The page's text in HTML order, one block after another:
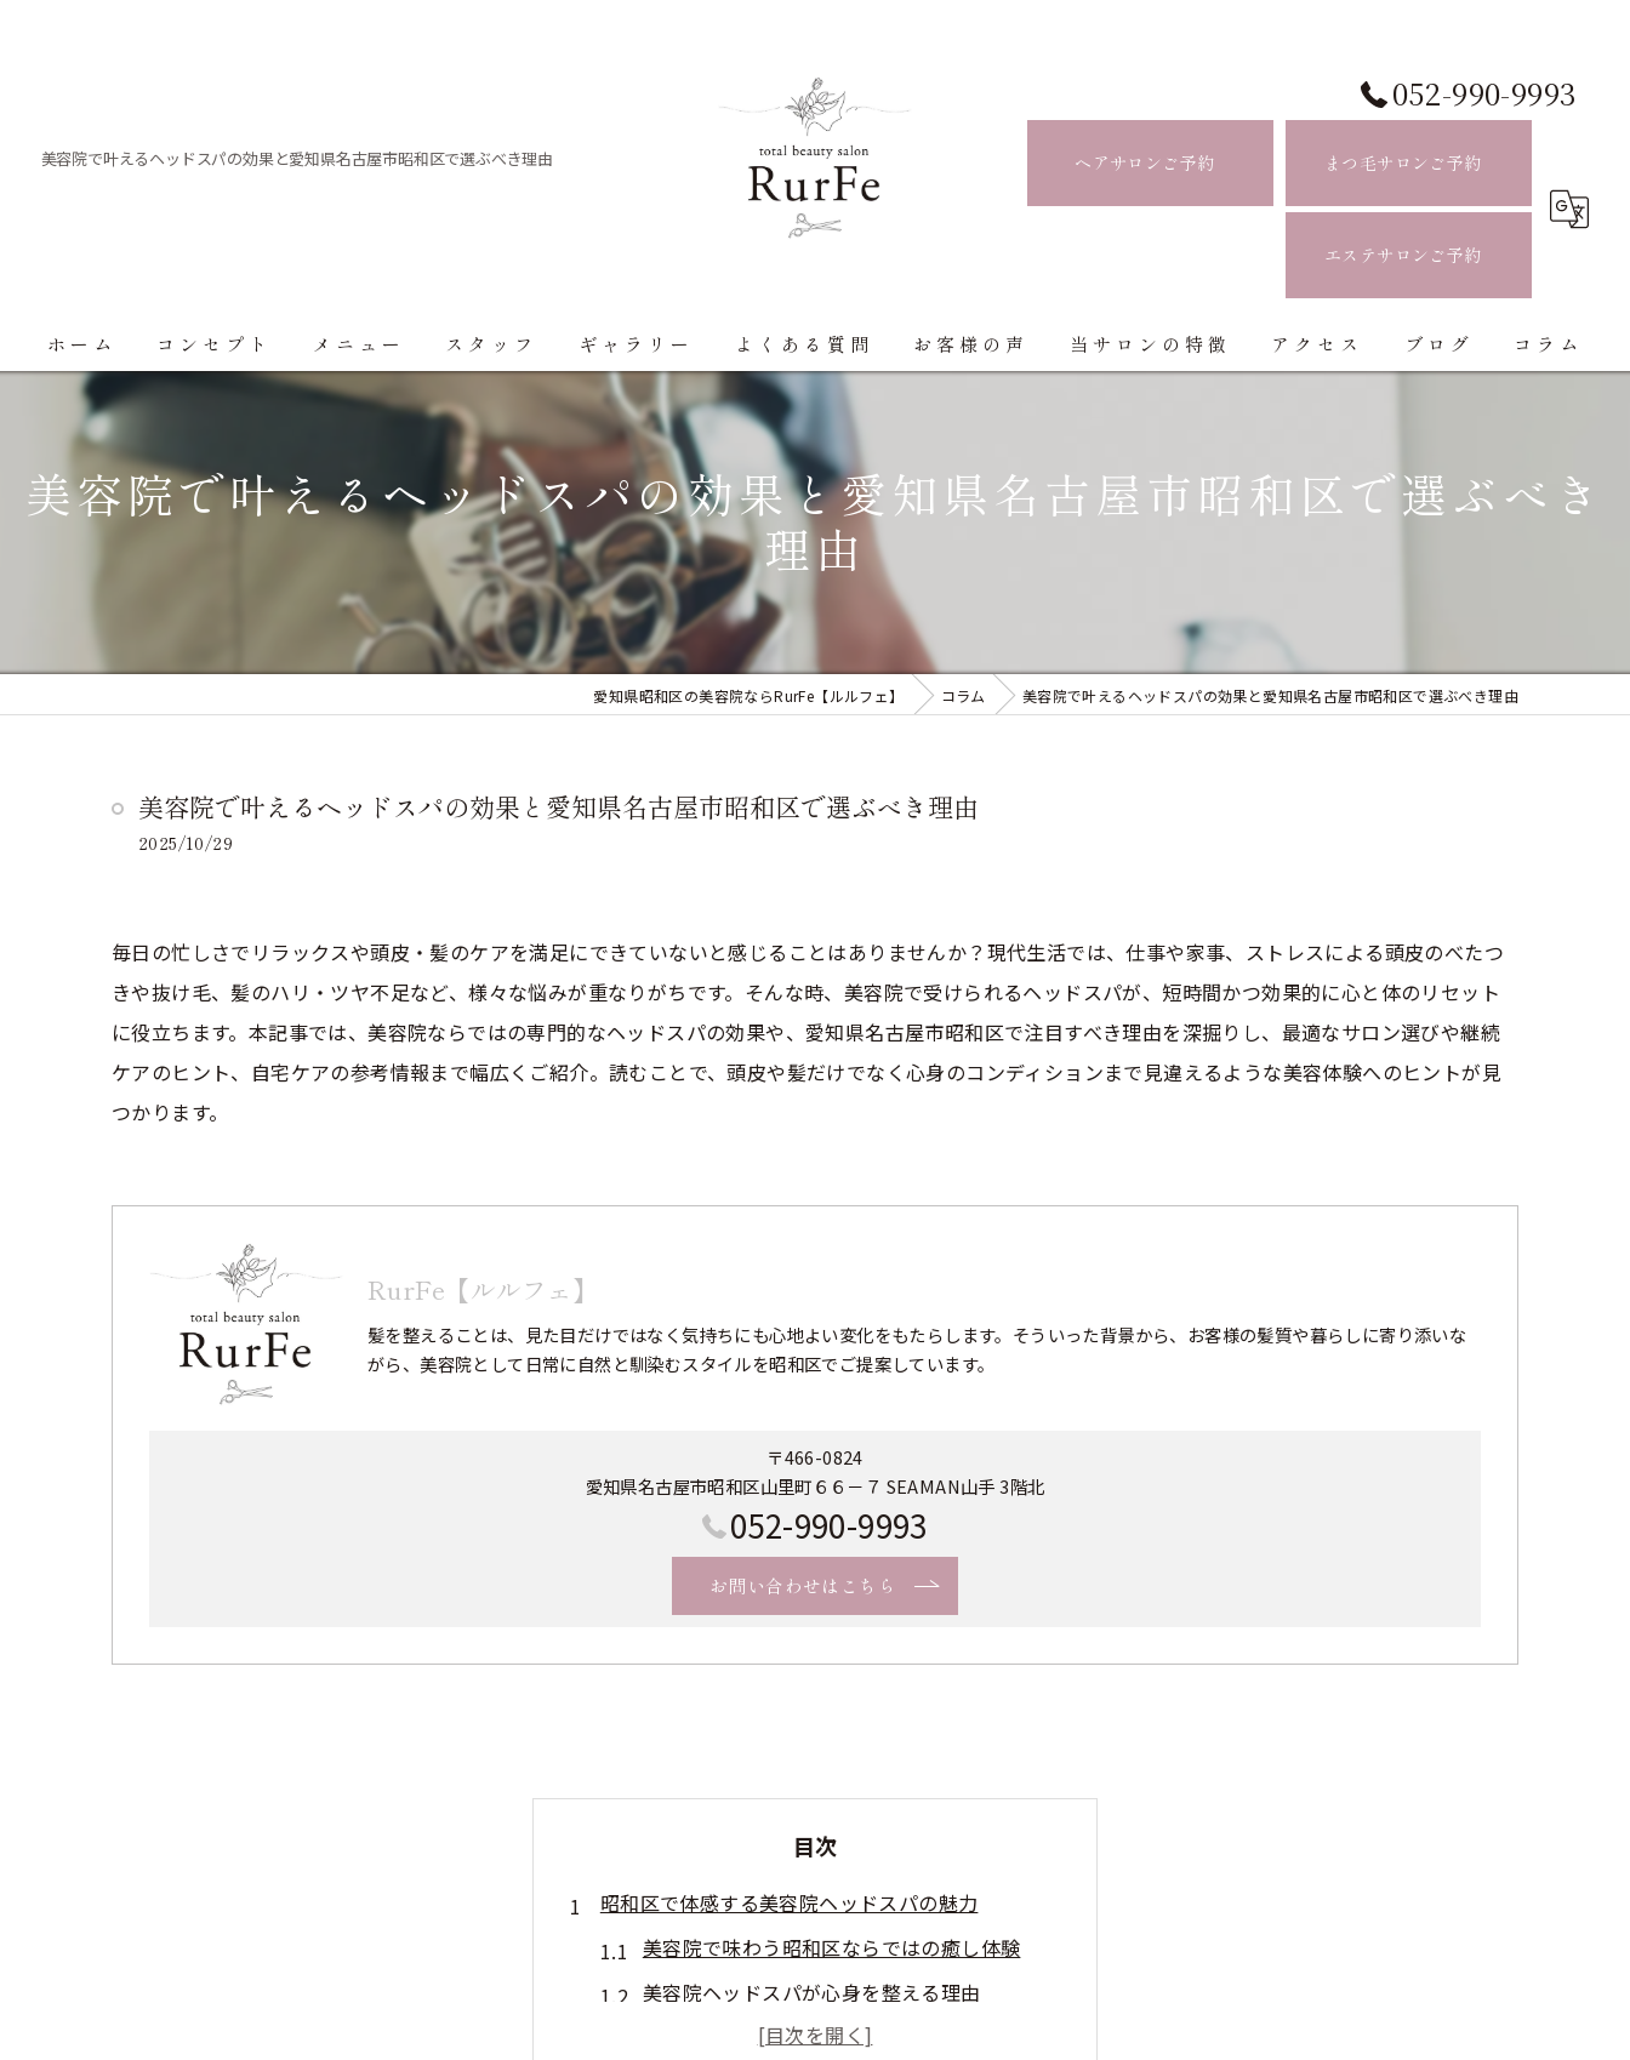
美容院で叶えるヘッドスパの効果と愛知県名古屋市昭和区で選ぶべき理由
052-990-9993
ヘアサロンご予約 まつ毛サロンご予約
エステサロンご予約
ホーム コンセプト メニュー スタッフ ギャラリー よくある質問 お客様の声 当サロンの特徴
ハイライト
まつ毛パーマ
アクセス ブログ コラム
美容院で叶えるヘッドスパの効果と愛知県名古屋市昭和区で選ぶべき
理由
愛知県昭和区の美容院ならRurFe【ルルフェ】 コラム 美容院で叶えるヘッドスパの効果と愛知県名古屋市昭和区で選ぶべき理由
美容院で叶えるヘッドスパの効果と愛知県名古屋市昭和区で選ぶべき理由
2025/10/29
毎日の忙しさでリラックスや頭皮・髪のケアを満足にできていないと感じることはありませんか？現代生活では、仕事や家事、ストレスによる頭皮のべたつ
きや抜け毛、髪のハリ・ツヤ不足など、様々な悩みが重なりがちです。そんな時、美容院で受けられるヘッドスパが、短時間かつ効果的に心と体のリセット
に役立ちます。本記事では、美容院ならではの専門的なヘッドスパの効果や、愛知県名古屋市昭和区で注目すべき理由を深掘りし、最適なサロン選びや継続
ケアのヒント、自宅ケアの参考情報まで幅広くご紹介。読むことで、頭皮や髪だけでなく心身のコンディションまで見違えるような美容体験へのヒントが見
つかります。
RurFe【ルルフェ】
髪を整えることは、見た目だけではなく気持ちにも心地よい変化をもたらします。そういった背景から、お客様の髪質や暮らしに寄り添いな
がら、美容院として日常に自然と馴染むスタイルを昭和区でご提案しています。
〒466-0824
愛知県名古屋市昭和区山里町６６－７ SEAMAN山手 3階北
052-990-9993
お問い合わせはこちら
目次
昭和区で体感する美容院ヘッドスパの魅力
美容院で味わう昭和区ならではの癒し体験
美容院ヘッドスパが心身を整える理由
昭和区の美容院で人気のヘッドスパ特徴